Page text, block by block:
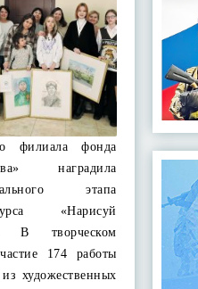
филиала фонда
наградила
этапа
«Нарисуй
В творческом
174 работы
художественных